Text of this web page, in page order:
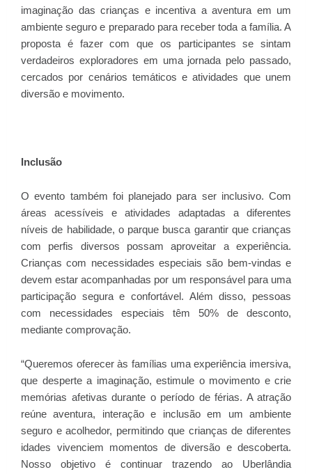
imaginação das crianças e incentiva a aventura em um
ambiente seguro e preparado para receber toda a família. A
proposta é fazer com que os participantes se sintam
verdadeiros exploradores em uma jornada pelo passado,
cercados por cenários temáticos e atividades que unem
diversão e movimento.
Inclusão
O evento também foi planejado para ser inclusivo. Com
áreas acessíveis e atividades adaptadas a diferentes
níveis de habilidade, o parque busca garantir que crianças
com perfis diversos possam aproveitar a experiência.
Crianças com necessidades especiais são bem-vindas e
devem estar acompanhadas por um responsável para uma
participação segura e confortável. Além disso, pessoas
com necessidades especiais têm 50% de desconto,
mediante comprovação.
“Queremos oferecer às famílias uma experiência imersiva,
que desperte a imaginação, estimule o movimento e crie
memórias afetivas durante o período de férias. A atração
reúne aventura, interação e inclusão em um ambiente
seguro e acolhedor, permitindo que crianças de diferentes
idades vivenciem momentos de diversão e descoberta.
Nosso objetivo é continuar trazendo ao Uberlândia